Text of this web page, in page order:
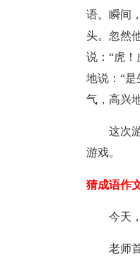
语。瞬间
头。忽然
说：“虎
地说：“是
气，高兴
这次
游戏。
猜成语作
今天
老师